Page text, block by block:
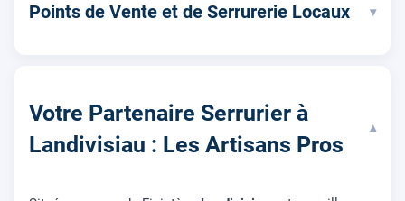
Points de Vente et de Serrurerie Locaux ▾
Votre Partenaire Serrurier à
Landivisiau : Les Artisans Pros
▾